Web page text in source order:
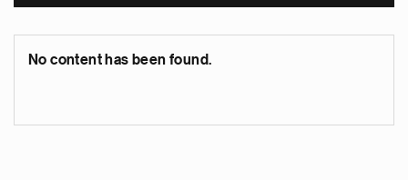
No content has been found.